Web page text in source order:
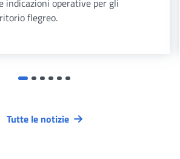
indicazioni operative per gli
flegreo.
Tutte le notizie